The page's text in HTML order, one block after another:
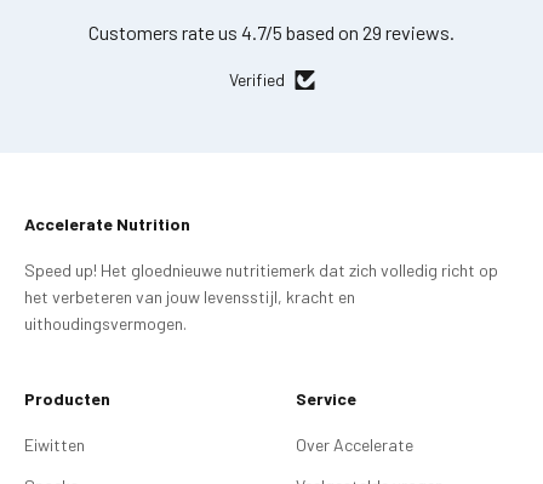
Customers rate us 4.7/5 based on 29 reviews.
Verified
Accelerate Nutrition
Speed up! Het gloednieuwe nutritiemerk dat zich volledig richt op
het verbeteren van jouw levensstijl, kracht en
uithoudingsvermogen.
Producten
Eiwitten
Service
Over Accelerate